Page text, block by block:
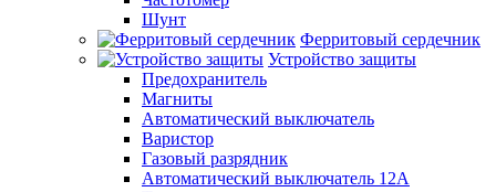
Шунт
Ферритовый сердечник
Устройство защиты
Предохранитель
Магниты
Автоматический выключатель
Варистор
Газовый разрядник
Автоматический выключатель 12А